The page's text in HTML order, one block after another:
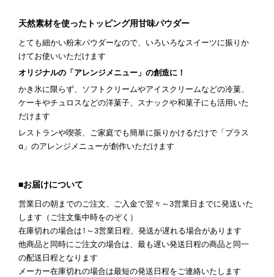
天然素材を使ったトッピング用甘味パウダー
とても細かい粉末パウダーなので、いろいろなスイーツに振りか
けてお使いいただけます
オリジナルの「アレンジメニュー」の創造に！
かき氷に限らず、ソフトクリームやアイスクリームなどの冷菓、
ケーキやチュロスなどの洋菓子、スナックや和菓子にも活用いた
だけます
レストランや喫茶、ご家庭でも簡単に振りかけるだけで「プラス
α」のアレンジメニューが創作いただけます
■お届けについて
営業日の朝までのご注文、ご入金で翌々～3営業日までに発送いた
します（ご注文集中時をのぞく）
在庫切れの場合は1～3営業日程、発送が遅れる場合があります
他商品と同時にご注文の場合は、最も遅い発送日程の商品と同一
の配送日程となります
メーカー在庫切れの場合は最短の発送日程をご連絡いたします